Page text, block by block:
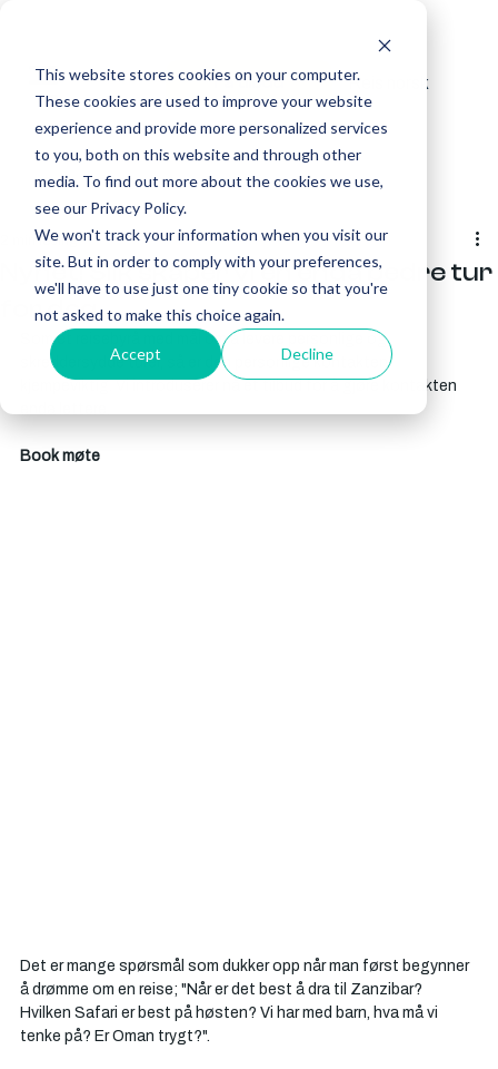
This website stores cookies on your computer.
These cookies are used to improve your website
experience and provide more personalized services
to you, both on this website and through other
media. To find out more about the cookies we use,
see our Privacy Policy.
We won't track your information when you visit our
site. But in order to comply with your preferences,
we'll have to use just one tiny cookie so that you're
not asked to make this choice again.
Accept Decline
Reis norsk
Få tilbud
Nyhet! Slik skaper vi en enda bedre tur
for deg
2 min lesing
Som et reisebyrå med mål om å levere personlige og
skreddersydde turer, så er den personlige kontakten
kjempeviktig. Vi introduserer nå et tilbud for å gjøre kontakten
enda lettere.
Book møte
Det er mange spørsmål som dukker opp når man først begynner
å drømme om en reise; "Når er det best å dra til Zanzibar?
Hvilken Safari er best på høsten? Vi har med barn, hva må vi
tenke på? Er Oman trygt?".